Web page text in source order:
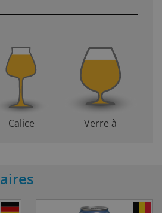
Calice Verre à